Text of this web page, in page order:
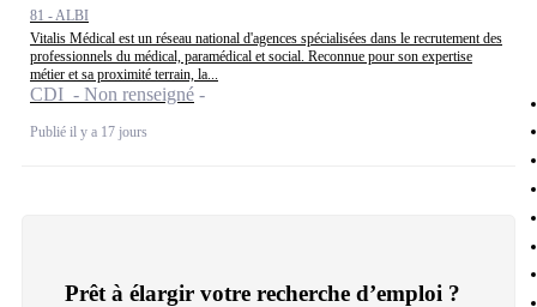
81 - ALBI
Vitalis Médical est un réseau national d'agences spécialisées dans le recrutement des
professionnels du médical, paramédical et social. Reconnue pour son expertise
métier et sa proximité terrain, la...
CDI - Non renseigné
Publié il y a 17 jours
Prêt à élargir votre recherche d’emploi ?